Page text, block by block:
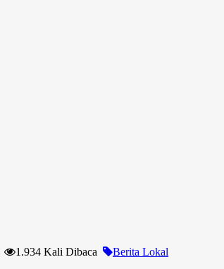
1.934 Kali Dibaca
Berita Lokal